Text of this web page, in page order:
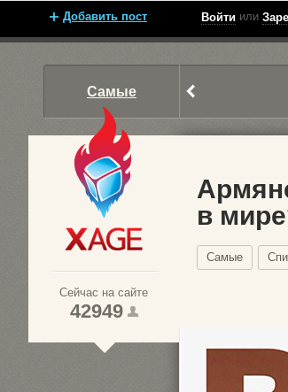
Добавить пост Войти или
Самые
захватывают рынок:
лучшие проекты
последних ...
Сейчас на сайте
42949
в
Самые